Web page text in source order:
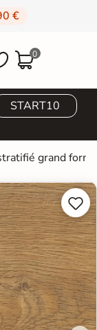
€
0
START10
grand

